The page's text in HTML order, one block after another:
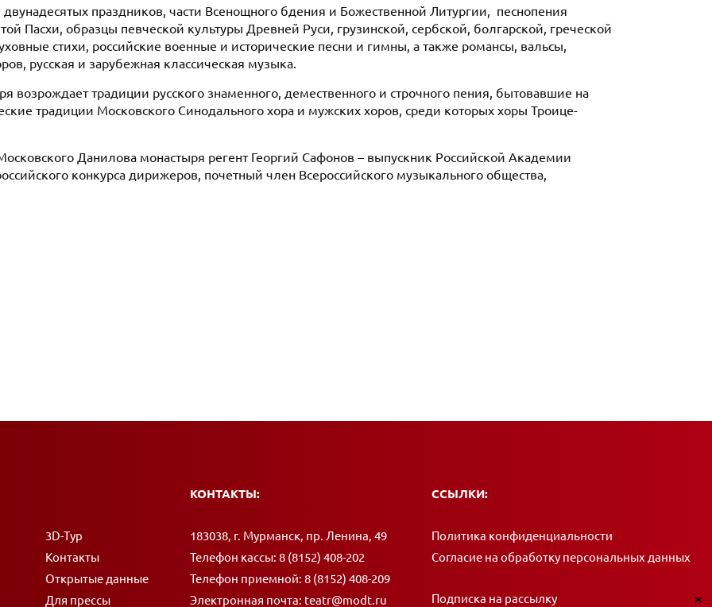
праздников, части Всенощного бдения и Божественной Литургии, песнопения
Пасхи, образцы певческой культуры Древней Руси, грузинской, сербской, болгарской, греческой
стихи, российские военные и исторические песни и гимны, а также романсы, вальсы,
русская и зарубежная классическая музыка.
возрождает традиции русского знаменного, демественного и строчного пения, бытовавшие на
традиции Московского Синодального хора и мужских хоров, среди которых хоры Троице-
Данилова монастыря регент Георгий Сафонов – выпускник Российской Академии
конкурса дирижеров, почетный член Всероссийского музыкального общества,
3D-Тур
Контакты
Открытые данные
Для прессы
КОНТАКТЫ:
Адрес:
183038, г. Мурманск, пр. Ленина, 49
Телефон кассы: 8 (8152) 408-202
Телефон приемной: 8 (8152) 408-209
Электронная почта: teatr@modt.ru
ССЫЛКИ:
Политика конфиденциальности
Согласие на обработку персональных данных
Подписка на рассылку x